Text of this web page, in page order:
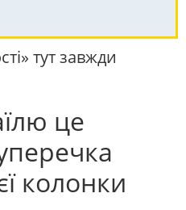
тут завжди
це
колонки